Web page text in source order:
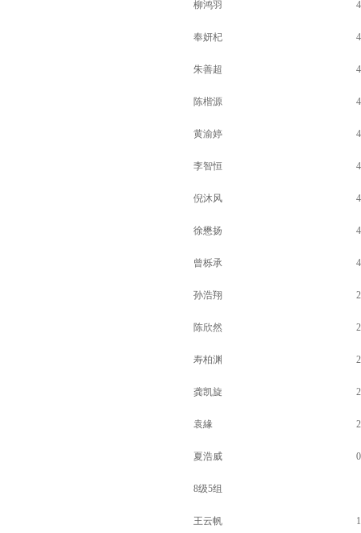
柳鸿羽 4
奉妍杞 4
朱善超 4
陈楷源 4
黄渝婷 4
李智恒 4
倪沐风 4
徐懋扬 4
曾栎承 4
孙浩翔 2
陈欣然 2
寿柏渊 2
龚凯旋 2
袁緣 2
夏浩威 0
8级5组
王云帆